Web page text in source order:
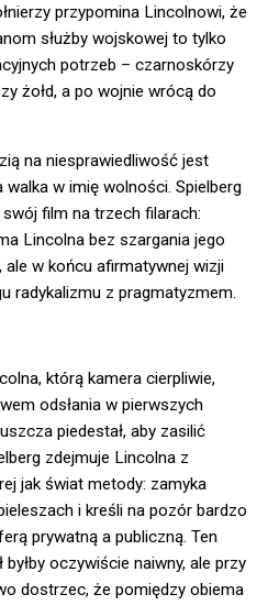
przypomina Lincolnowi, że
służby wojskowej to tylko
potrzeb – czarnoskórzy
żołd, a po wojnie wrócą do
na niesprawiedliwość jest
w imię wolności. Spielberg
swój film na trzech filarach:
Lincolna bez szargania jego
ale w końcu afirmatywnej wizji
radykalizmu z pragmatyzmem.
którą kamera cierpliwie,
odsłania w pierwszych
piedestał, aby zasilić
zdejmuje Lincolna z
jak świat metody: zamyka
i kreśli na pozór bardzo
prywatną a publiczną. Ten
oczywiście naiwny, ale przy
dostrzec, że pomiędzy obiema